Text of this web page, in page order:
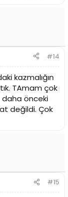
#14
kazmalığın
TAmam çok
önceki
değildi. Çok
#15